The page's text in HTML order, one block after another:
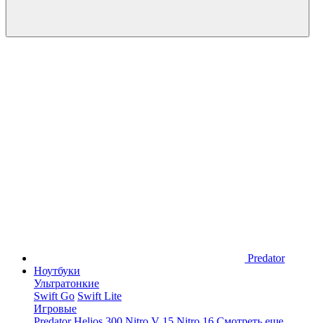
Predator
Ноутбуки
Ультратонкие
Swift Go Swift Lite
Игровые